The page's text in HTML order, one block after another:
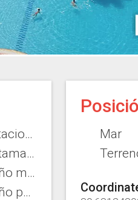
Se admiten animales con limitaciones
Se admiten animales de gran tamaño
Se admiten animales de tamaño medio
Se admiten animales de tamaño pequeño
Mar